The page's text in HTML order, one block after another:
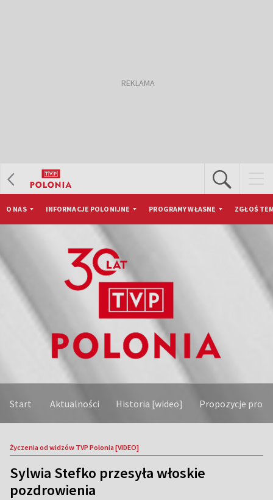
O NAS INFORMACJE POLONIJNE PROGRAMY WŁASNE ZGŁOŚ
Start Aktualności Historia [wideo] Propozycje
Życzenia od widzów TVP Polonia [VIDEO]
Sylwia Stefko przesyła włoskie
pozdrowienia